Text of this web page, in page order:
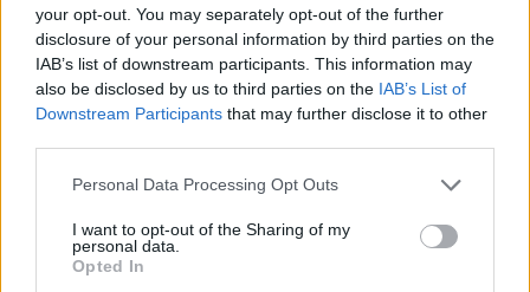
your opt-out. You may separately opt-out of the further
disclosure of your personal information by third parties on the
IAB’s list of downstream participants. This information may
also be disclosed by us to third parties on the IAB’s List of
Downstream Participants that may further disclose it to other
Personal Data Processing Opt Outs
I want to opt-out of the Sharing of my
personal data.
Opted In
Szerzői jogok
Adatvédelmi tájékoztató
Cookie-kezelési tájékoztató
Hozzászólási szabályzat
Nyomtatott lapjaink archívuma
Székely Hírmondó archívuma